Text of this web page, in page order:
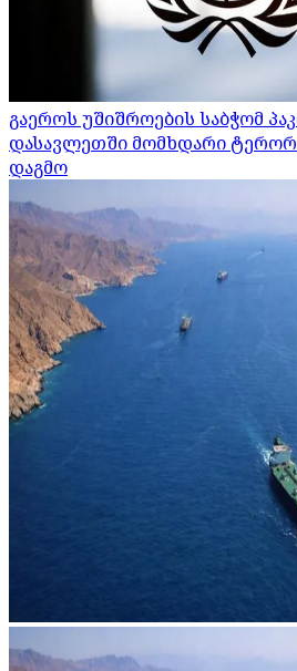
გაეროს უშიშროების საბჭომ
დასავლეთში მომხდარი
დაგმო